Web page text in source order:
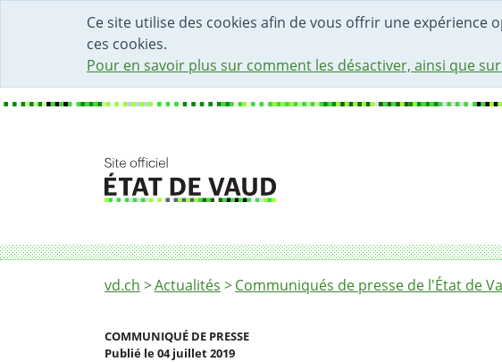
Ce site utilise des cookies afin de vous offrir une
ces cookies.
Pour en savoir plus sur comment les désactiver, ainsi que
DÉBUT DU CONTENU DE LA PAGE
ACCÈS AU CHAMP DE RECHERCHE
PAGE D'ACCUEIL
FORMULAIRE DE CONTACT
Fil d'Ariane
vd.ch Actualités Communiqués de presse de l'État de
Extension du Tribunal cantonal: résultats du concours
COMMUNIQUÉ DE PRESSE
Publié le 04 juillet 2019